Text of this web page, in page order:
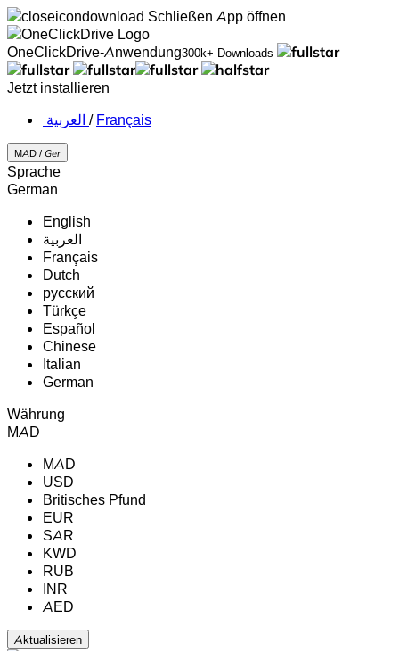
Schließen App öffnen
OneClickDrive-Anwendung300k+ Downloads
Jetzt installieren
‏العربية ‏ / Français
MAD / Ger
Sprache
German
English
‏العربية‏
Français
Dutch
русский
Türkçe
Español
Chinese
Italian
German
Währung
MAD
MAD
USD
Britisches Pfund
EUR
SAR
KWD
RUB
INR
AED